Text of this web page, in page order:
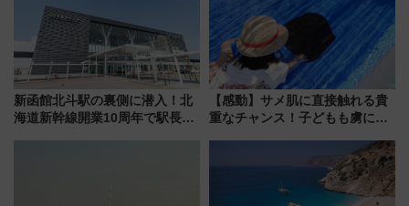
新函館北斗駅の裏側に潜入！北
海道新幹線開業10周年で駅長
【感動】サメ肌に直接触れる貴
重なチャンス！子どもも虜にな
メのタッチングプール」【夏休
み限定企画】